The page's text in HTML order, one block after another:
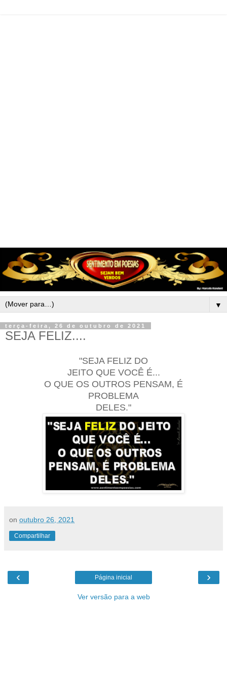
▼
terça-feira, 26 de outubro de 2021
SEJA FELIZ....
"SEJA FELIZ DO
JEITO QUE VOCÊ É...
O QUE OS OUTROS PENSAM, É
PROBLEMA
DELES."
on outubro 26, 2021
Compartilhar
‹ ›
Página inicial
Ver versão para a web